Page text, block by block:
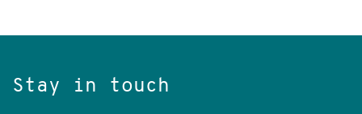
Stay in touch